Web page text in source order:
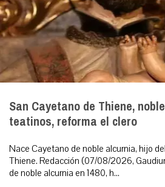
San Cayetano de Thiene,
teatinos, reforma el clero
Nace Cayetano de noble alcurnia, hijo
Thiene. Redacción (07/08/2026,
de noble alcurnia en 1480, h...